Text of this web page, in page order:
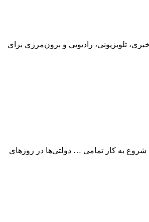
تلویزیونی، رادیویی و برون‌مرزی برای
شروع به کار تمامی … دولتی‌ها در روزهای